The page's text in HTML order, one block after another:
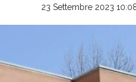
23 Settembre 2023